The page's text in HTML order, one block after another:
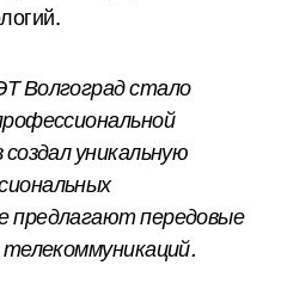
Волгоград стало
уникальную
предлагают передовые